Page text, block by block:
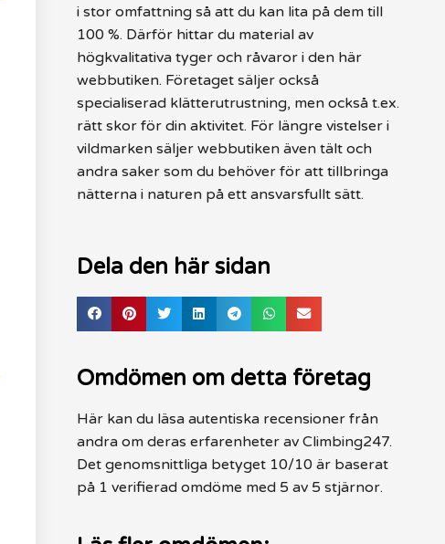
i stor omfattning så att du kan lita på dem till
100 %. Därför hittar du material av
högkvalitativa tyger och råvaror i den här
webbutiken. Företaget säljer också
specialiserad klätterutrustning, men också t.ex.
rätt skor för din aktivitet. För längre vistelser i
vildmarken säljer webbutiken även tält och
andra saker som du behöver för att tillbringa
nätterna i naturen på ett ansvarsfullt sätt.
Dela den här sidan
Omdömen om detta företag
Här kan du läsa autentiska recensioner från
andra om deras erfarenheter av Climbing247.
Det genomsnittliga betyget 10/10 är baserat
på 1 verifierad omdöme med 5 av 5 stjärnor.